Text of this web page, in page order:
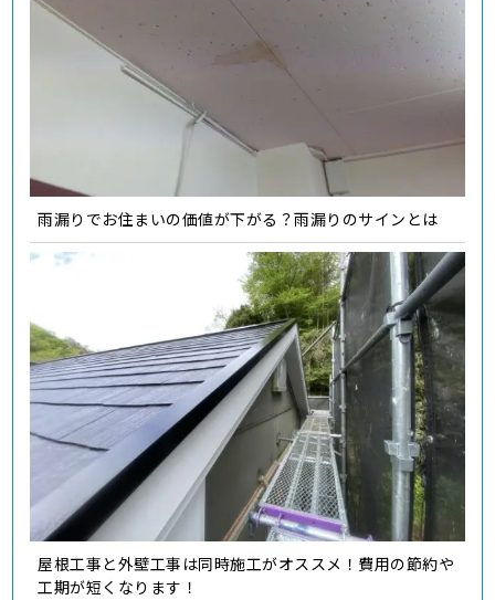
雨漏りでお住まいの価値が下がる？雨漏りのサインとは
屋根工事と外壁工事は同時施工がオススメ！費用の節約や
工期が短くなります！